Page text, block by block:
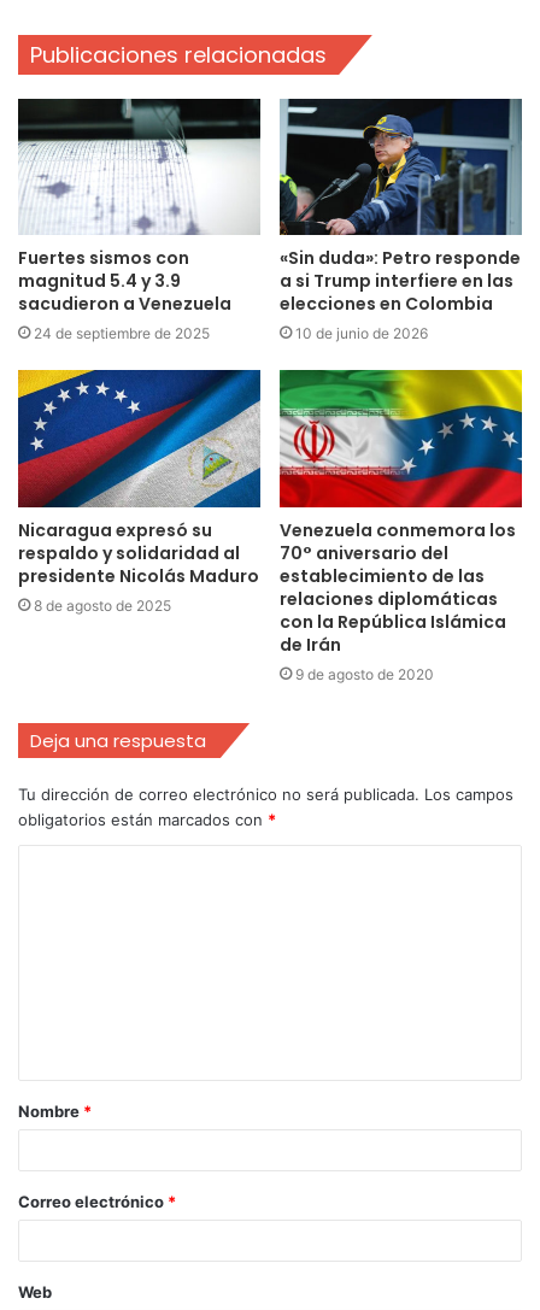
Publicaciones relacionadas
Fuertes sismos con
magnitud 5.4 y 3.9
sacudieron a Venezuela
24 de septiembre de 2025
«Sin duda»: Petro responde
a si Trump interfiere en las
elecciones en Colombia
10 de junio de 2026
Nicaragua expresó su
respaldo y solidaridad al
presidente Nicolás Maduro
8 de agosto de 2025
Venezuela conmemora los
70° aniversario del
establecimiento de las
relaciones diplomáticas
con la República Islámica
de Irán
9 de agosto de 2020
Deja una respuesta
Tu dirección de correo electrónico no será publicada. Los campos
obligatorios están marcados con *
Nombre *
Correo electrónico *
Web